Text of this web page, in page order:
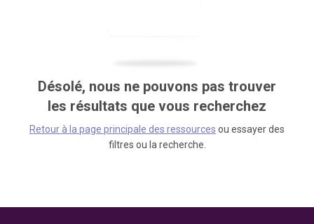
Désolé, nous ne pouvons pas trouver
les résultats que vous recherchez
Retour à la page principale des ressources ou essayer des
filtres ou la recherche.